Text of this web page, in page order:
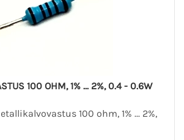
100 OHM, 1% ... 2%, 0.4 - 0.6W
100 ohm, 1% ... 2%,